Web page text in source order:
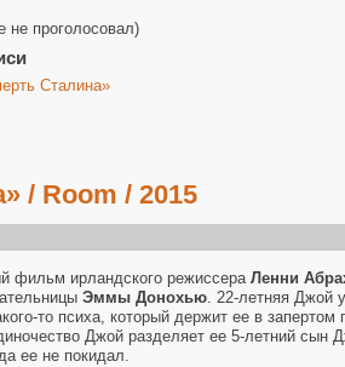
не проголосовал)
Сталина»
/ Room / 2015
фильм ирландского режиссера Ленни
Эммы Донохью. 22-летняя Джой
то психа, который держит ее в
Джой разделяет ее 5-летний сын
ее не покидал.